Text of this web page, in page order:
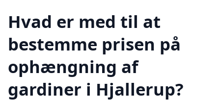
Hvad er med til at
bestemme prisen på
ophængning af
gardiner i Hjallerup?